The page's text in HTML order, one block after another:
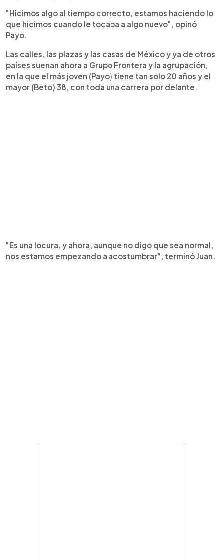
"Hicimos algo al tiempo correcto, estamos haciendo lo
que hicimos cuando le tocaba a algo nuevo", opinó
Payo.
Las calles, las plazas y las casas de México y ya de otros
países suenan ahora a Grupo Frontera y la agrupación,
en la que el más joven (Payo) tiene tan solo 20 años y el
mayor (Beto) 38, con toda una carrera por delante.
"Es una locura, y ahora, aunque no digo que sea normal,
nos estamos empezando a acostumbrar", terminó Juan.